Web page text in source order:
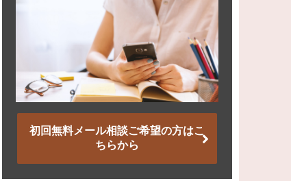
初回無料メール相談ご希望の方はこ
ちらから